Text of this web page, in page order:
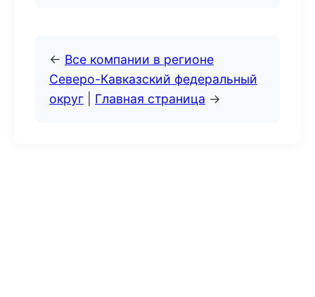
← Все компании в регионе
Северо-Кавказский федеральный
округ
Главная страница →